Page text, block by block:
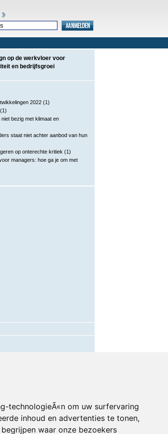
technologieÃ«n om uw surfervaring
inhoud en advertenties te tonen,
waar onze bezoekers
op de werkvloer voor
en bedrijfsgroei
2022 (1)
(1)
bezig met klimaat en
staat niet achter aanbod van hun
op onterechte kritiek (1)
managers: hoe ga je om met